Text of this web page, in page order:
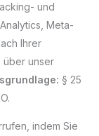
und
Meta-
Ihrer
über unser
§ 25
indem Sie